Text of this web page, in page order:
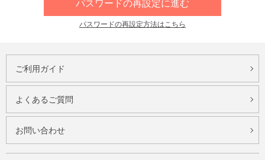
パスワードの再設定に進む
パスワードの再設定方法はこちら
ご利用ガイド
よくあるご質問
お問い合わせ